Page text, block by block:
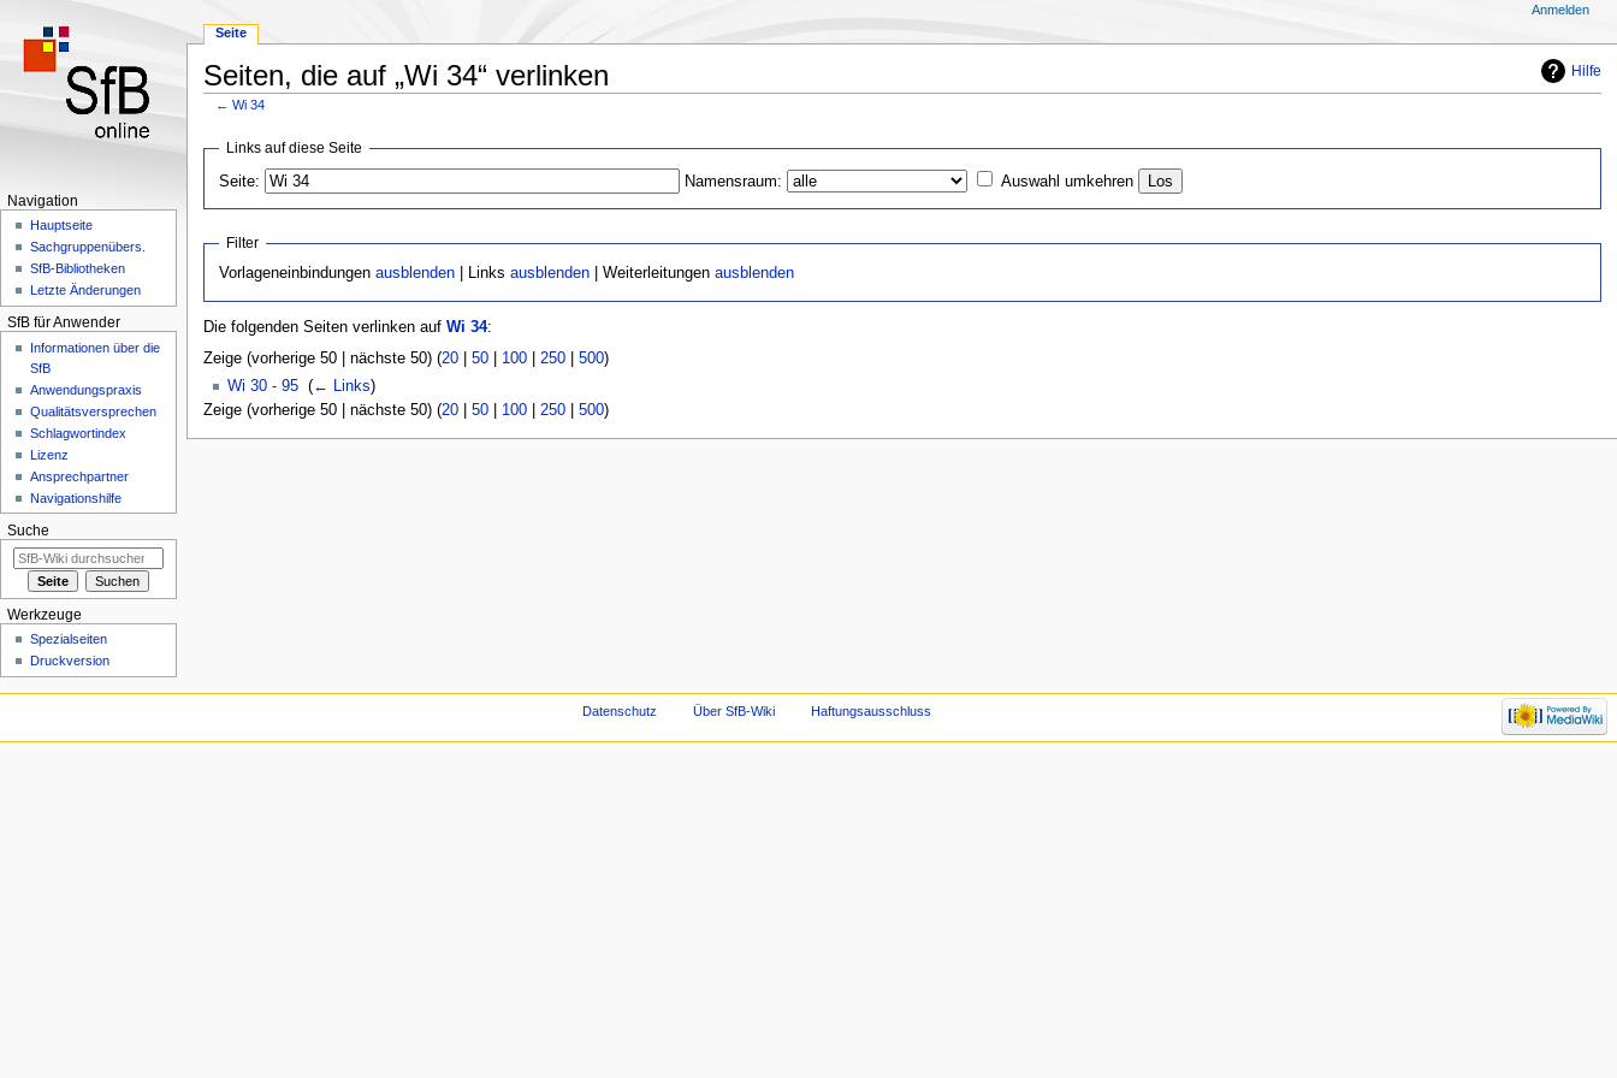
Hilfe
Seiten, die auf „Wi 34“ verlinken
←Wi 34
springen
springen
Links auf diese Seite
Seite: Namensraum: Auswahl umkehren
Filter
Vorlageneinbindungenausblenden | Linksausblenden | Weiterleitungenausblenden
Die folgenden Seiten verlinken auf Wi 34:
Zeige (vorherige 50 | nächste 50) (20| 50| 100| 250| 500)
Wi 30 - 95‎ (← Links)
Zeige (vorherige 50 | nächste 50) (20| 50| 100| 250| 500)
Seite
Anmelden
Navigation
Hauptseite
Sachgruppenübers.
SfB-Bibliotheken
Letzte Änderungen
SfB für Anwender
Informationen über die
SfB
Anwendungspraxis
Qualitätsversprechen
Schlagwortindex
Lizenz
Ansprechpartner
Navigationshilfe
Suche
Werkzeuge
Spezialseiten
Druckversion
Datenschutz Über SfB-Wiki Haftungsausschluss